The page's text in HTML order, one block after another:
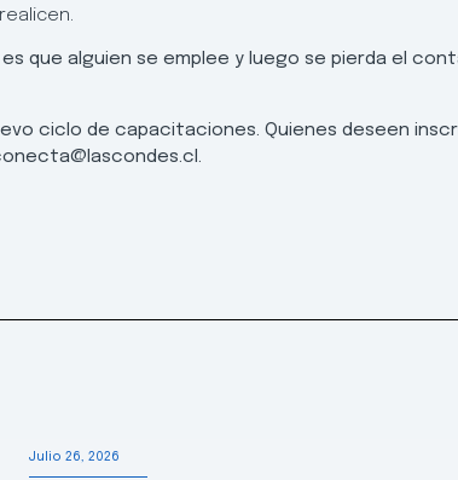
es que alguien se emplee y luego se pierda el
ciclo de capacitaciones. Quienes deseen
Julio 26, 2026